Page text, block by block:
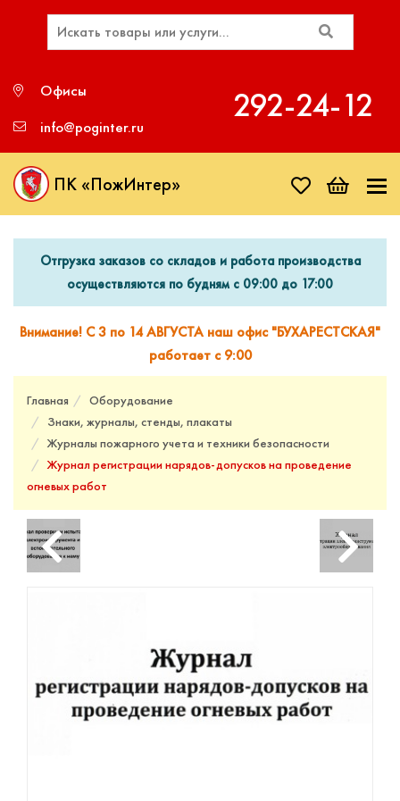
Офисы
info@poginter.ru
292‑24‑12
ПК «ПожИнтер»
Отгрузка заказов со складов и работа производства
осуществляются по будням с 09:00 до 17:00
Внимание! С 3 по 14 АВГУСТА наш офис "БУХАРЕСТСКАЯ"
работает с 9:00
Главная
Оборудование
Знаки, журналы, стенды, плакаты
Журналы пожарного учета и техники безопасности
Журнал регистрации нарядов-допусков на проведение
огневых работ